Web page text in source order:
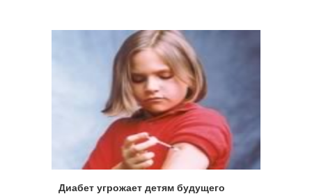
Диабет угрожает детям будущего